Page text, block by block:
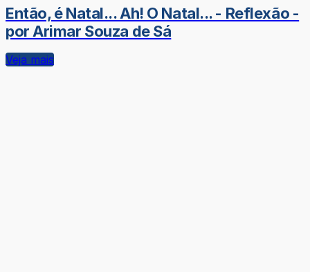
Então, é Natal... Ah! O Natal... - Reflexão -
por Arimar Souza de Sá
Veja mais